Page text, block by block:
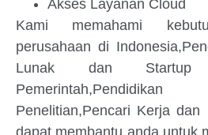
Akses Layanan Cloud
Kami memahami
perusahaan di
Lunak dan Startup
Penelitian,Pencari Kerja dan